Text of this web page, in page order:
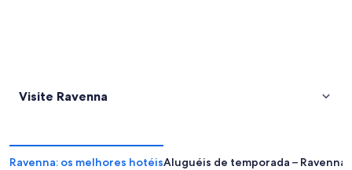
Visite Ravenna
Ravenna: os melhores hotéisAluguéis de temporada – Ravenna